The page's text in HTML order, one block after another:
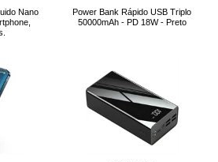
Nano
Power Bank Rápido USB Triplo
50000mAh - PD 18W - Preto